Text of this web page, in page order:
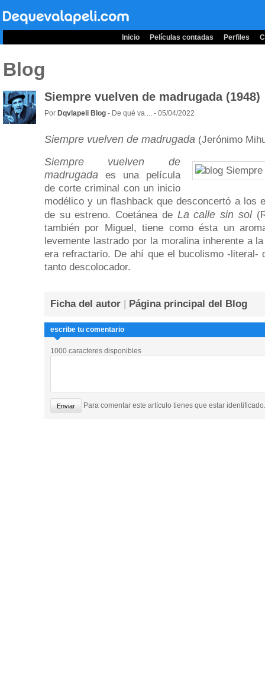
Inicio Películas contadas Perfiles
Blog
Siempre vuelven de madrugada (1948)
Por Dqvlapeli Blog - De qué va ... - 05/04/2022
Siempre vuelven de madrugada (Jerónimo
Siempre vuelven de
madrugada es una película
de corte criminal con un inicio
modélico y un flashback que desconcertó a los
de su estreno. Coetánea de La calle sin sol
también por Miguel, tiene como ésta un
levemente lastrado por la moralina inherente a
era refractario. De ahí que el bucolismo -literal-
tanto descolocador.
Ficha del autor | Página principal del Blog
escribe tu comentario
1000 caracteres disponibles
Para comentar este artículo tienes que estar identificado.